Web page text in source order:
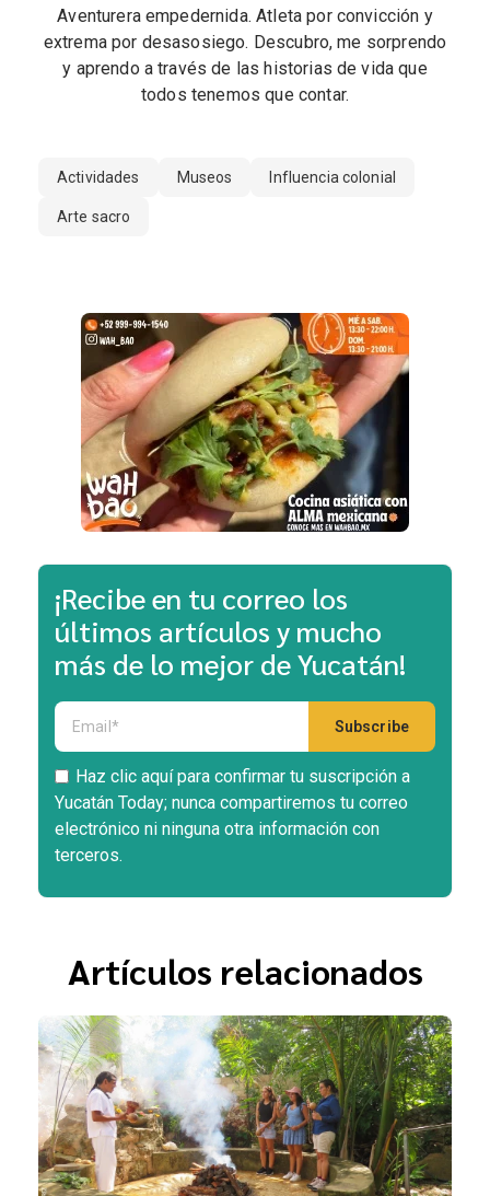
Aventurera empedernida. Atleta por convicción y
extrema por desasosiego. Descubro, me sorprendo
y aprendo a través de las historias de vida que
todos tenemos que contar.
Actividades Museos Influencia colonial
Arte sacro
¡Recibe en tu correo los
últimos artículos y mucho
más de lo mejor de Yucatán!
Haz clic aquí para confirmar tu suscripción a
Yucatán Today; nunca compartiremos tu correo
electrónico ni ninguna otra información con
terceros.
Artículos relacionados